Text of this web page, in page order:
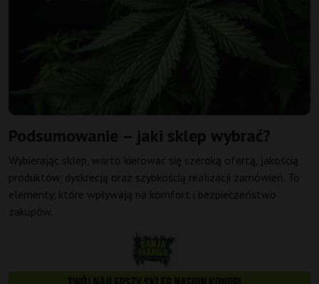
Podsumowanie – jaki sklep wybrać?
Wybierając sklep, warto kierować się szeroką ofertą, jakością
produktów, dyskrecją oraz szybkością realizacji zamówień. To
elementy, które wpływają na komfort i bezpieczeństwo
zakupów.